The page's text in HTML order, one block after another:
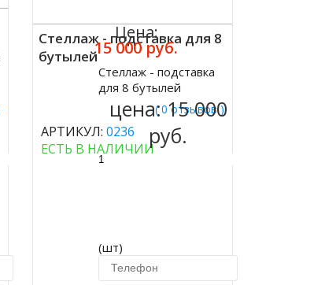
Стеллаж - подставка для 8
бутылей
( 0 отзывов )
АРТИКУЛ: 0236
ЕСТЬ В НАЛИЧИИ
Цена:
15 000 руб.
Стеллаж - подставка
для 8 бутылей
цена:15 000
руб.
(шт)